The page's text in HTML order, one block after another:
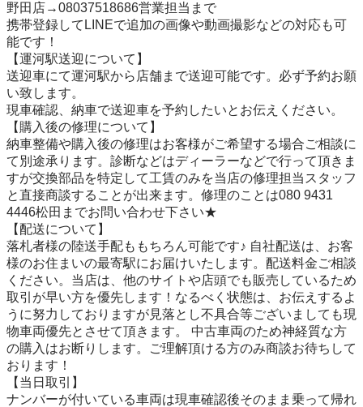
野田店→08037518686営業担当まで
携帯登録してLINEで追加の画像や動画撮影などの対応も可
能です！
【運河駅送迎について】
送迎車にて運河駅から店舗まで送迎可能です。必ず予約お願
い致します。
現車確認、納車で送迎車を予約したいとお伝えください。
【購入後の修理について】
納車整備や購入後の修理はお客様がご希望する場合ご相談に
て別途承ります。診断などはディーラーなどで行って頂きま
すが交換部品を特定して工賃のみを当店の修理担当スタッフ
と直接商談することが出来ます。修理のことは080 9431
4446松田までお問い合わせ下さい★
【配送について】
落札者様の陸送手配ももちろん可能です♪ 自社配送は、お客
様のお住まいの最寄駅にお届けいたします。配送料金ご相談
ください。当店は、他のサイトや店頭でも販売しているため
取引が早い方を優先します！なるべく状態は、お伝えするよ
うに努力しておりますが見落とし不具合等ございましても現
物車両優先とさせて頂きます。 中古車両のため神経質な方
の購入はお断りします。ご理解頂ける方のみ商談お待ちして
おります！
【当日取引】
ナンバーが付いている車両は現車確認後そのまま乗って帰れ